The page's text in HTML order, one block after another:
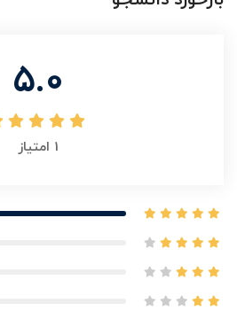
5.0
1 امتیاز